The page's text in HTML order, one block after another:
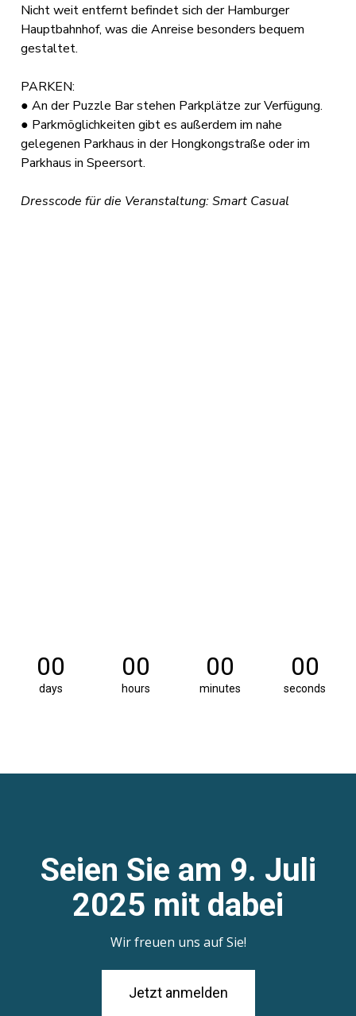
Nicht weit entfernt befindet sich der Hamburger
Hauptbahnhof, was die Anreise besonders bequem
gestaltet.
PARKEN:
● An der Puzzle Bar stehen Parkplätze zur Verfügung.
● Parkmöglichkeiten gibt es außerdem im nahe
gelegenen Parkhaus in der Hongkongstraße oder im
Parkhaus in Speersort.
Dresscode für die Veranstaltung: Smart Casual
00
days
00
hours
00
minutes
00
seconds
Seien Sie am 9. Juli
2025 mit dabei
Wir freuen uns auf Sie!
Jetzt anmelden